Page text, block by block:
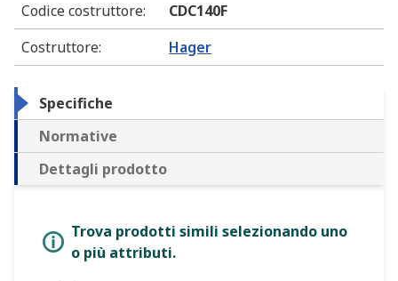
Codice costruttore:
CDC140F
Costruttore: Hager
Specifiche
Normative
Dettagli prodotto
Trova prodotti simili selezionando uno
o più attributi.